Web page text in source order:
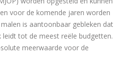
voor de komende jaren worden
is aantoonbaar gebleken dat
leidt tot de meest reële budgetten.
meerwaarde voor de